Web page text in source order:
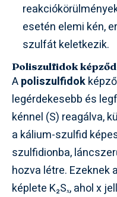
esetén elemi kén,
szulfát keletkezik.
Poliszulfidok
Apoliszulfidok
legérdekesebb és
kénnel (S) reagálva,
a kálium-szulfid
szulfidionba,
hozva létre. Ezeknek
képlete K₂Sₓ, ahol x